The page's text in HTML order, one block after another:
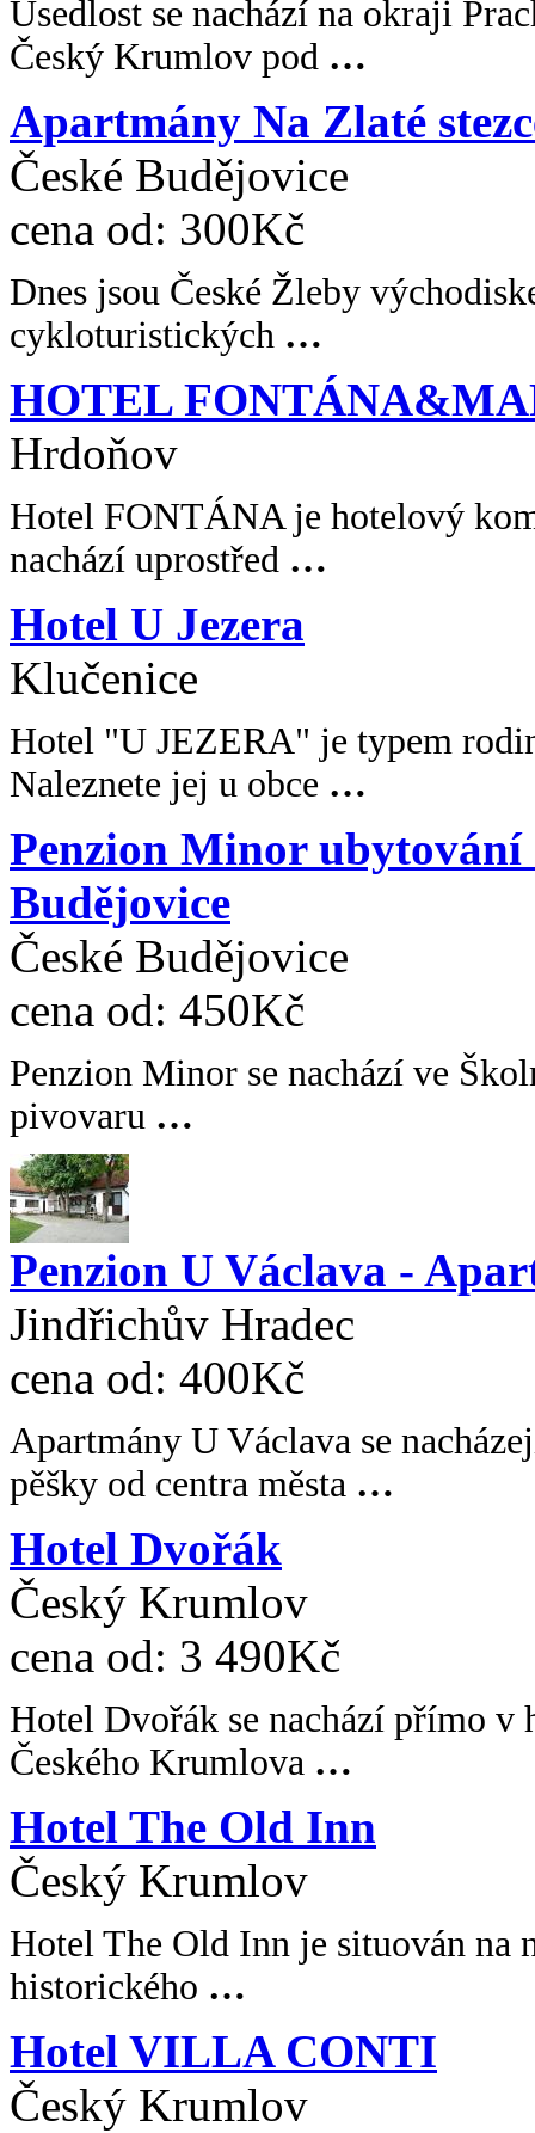
Usedlost se nachází na okraji
Český Krumlov pod …
Apartmány Na Zlaté
České Budějovice
cena od: 300Kč
Dnes jsou České Žleby
cykloturistických …
HOTEL
Hrdoňov
Hotel FONTÁNA je hotelový
nachází uprostřed …
Hotel U Jezera
Klučenice
Hotel "U JEZERA" je typem
Naleznete jej u obce …
Penzion Minor ubytování
Budějovice
České Budějovice
cena od: 450Kč
Penzion Minor se nachází ve
pivovaru …
Penzion U Václava -
Jindřichův Hradec
cena od: 400Kč
Apartmány U Václava se
pěšky od centra města …
Hotel Dvořák
Český Krumlov
cena od: 3 490Kč
Hotel Dvořák se nachází přímo v
Českého Krumlova …
Hotel The Old Inn
Český Krumlov
Hotel The Old Inn je situován na
historického …
Hotel VILLA CONTI
Český Krumlov